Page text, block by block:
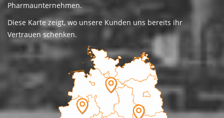
Pharmaunternehmen.
Diese Karte zeigt, wo unsere Kunden uns bereits ihr
Vertrauen schenken.